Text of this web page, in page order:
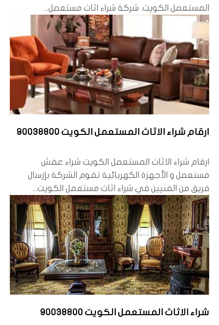
المستعمل الكويت. شركة شراء اثاث مستعمل...
ارقام شراء الاثاث المستعمل الكويت 90038800
ارقام شراء الاثاث المستعمل الكويت شراء عفش
مستعمل و الأجهزة الكهربائية تقوم الشركة بإرسال
فريق من الفنيين في شراء اثاث مستعمل الكويت...
شراء الاثاث المستعمل الكويت 90038800